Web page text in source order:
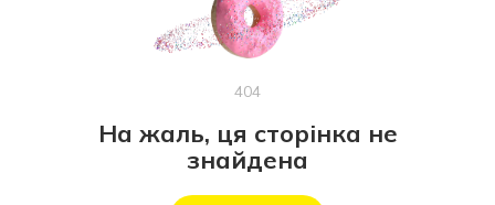
404
На жаль, ця сторінка не
знайдена